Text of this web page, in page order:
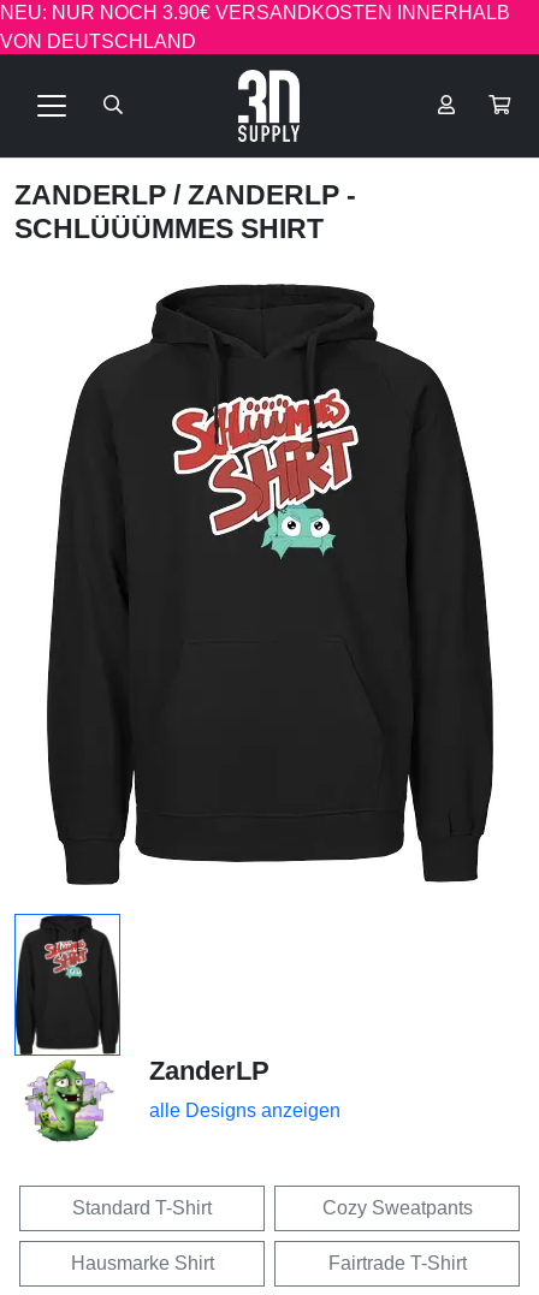
NEU: NUR NOCH 3.90€ VERSANDKOSTEN INNERHALB
VON DEUTSCHLAND
ZANDERLP / ZANDERLP -
SCHLÜÜÜMMES SHIRT
ZanderLP
alle Designs anzeigen
Standard T-Shirt Cozy Sweatpants
Hausmarke Shirt Fairtrade T-Shirt